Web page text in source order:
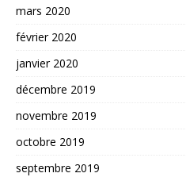
mars 2020
février 2020
janvier 2020
décembre 2019
novembre 2019
octobre 2019
septembre 2019